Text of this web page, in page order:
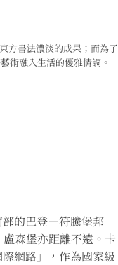
方書法濃淡的成果；而為了
術融入生活的優雅情調。
的巴登－符騰堡邦
森堡亦距離不遠。卡
網路」，作為國家級